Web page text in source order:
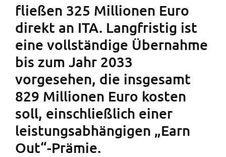
fließen 325 Millionen Euro
direkt an ITA. Langfristig ist
eine vollständige Übernahme
bis zum Jahr 2033
vorgesehen, die insgesamt
829 Millionen Euro kosten
soll, einschließlich einer
leistungsabhängigen „Earn
Out“-Prämie.